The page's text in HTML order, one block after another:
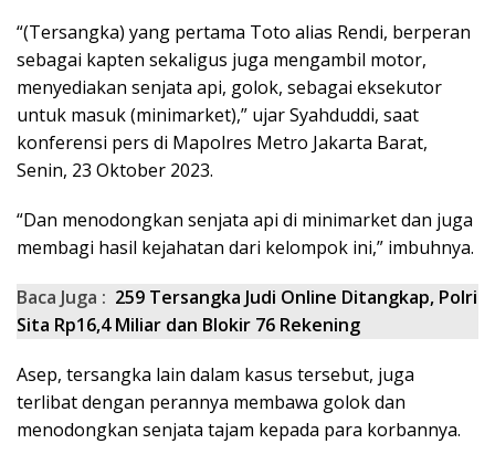
“(Tersangka) yang pertama Toto alias Rendi, berperan
sebagai kapten sekaligus juga mengambil motor,
menyediakan senjata api, golok, sebagai eksekutor
untuk masuk (minimarket),” ujar Syahduddi, saat
konferensi pers di Mapolres Metro Jakarta Barat,
Senin, 23 Oktober 2023.
“Dan menodongkan senjata api di minimarket dan juga
membagi hasil kejahatan dari kelompok ini,” imbuhnya.
Baca Juga : 259 Tersangka Judi Online Ditangkap, Polri
Sita Rp16,4 Miliar dan Blokir 76 Rekening
Asep, tersangka lain dalam kasus tersebut, juga
terlibat dengan perannya membawa golok dan
menodongkan senjata tajam kepada para korbannya.